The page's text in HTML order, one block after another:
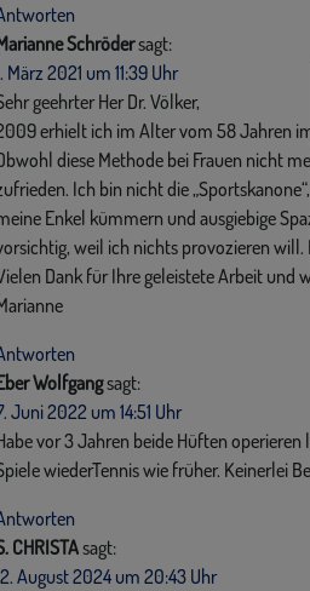
Schrödersagt:
März 2021 um 11:39 Uhr
geehrter Her Dr. Völker,
erhielt ich im Alter vom 58 Jahren
diese Methode bei Frauen nicht
Ich bin nicht die
Enkel kümmern und ausgiebige
weil ich nichts provozieren
Dank für Ihre geleistete Arbeit und
Wolfgangsagt:
Juni 2022 um 14:51 Uhr
vor 3 Jahren beide Hüften operieren
wiederTennis wie früher. Keinerlei
CHRISTAsagt:
August 2024 um 20:43 Uhr